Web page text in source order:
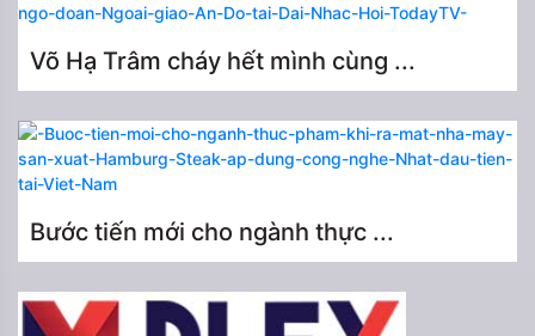
Võ Hạ Trâm cháy hết mình cùng ...
Bước tiến mới cho ngành thực ...